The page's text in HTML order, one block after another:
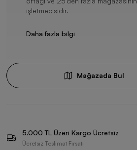
işletmecisidir.
Daha fazla bilgi
Mağazada Bul
5.000 TL Üzeri Kargo Ücretsiz
Ücretsiz Teslimat Fırsatı